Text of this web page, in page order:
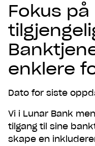
Fokus på
enklere
Dato for siste
Vi i Lunar Bank
tilgang til sine
skape en